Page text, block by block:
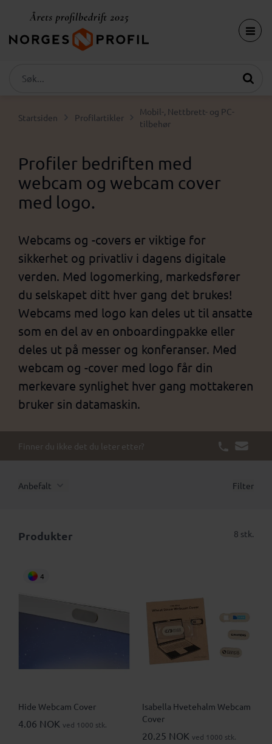
Startsiden Profilartikler
Mobil-, Nettbrett- og PC-
tilbehør
Profiler bedriften med
webcam og webcam cover
med logo.
Webcams og -covers er viktige for
sikkerhet og privatliv i dagens digitale
verden. Med logomerking, markedsfører
du selskapet ditt hver gang det brukes!
Webcams med logo kan deles ut til ansatte
som en del av en onboardingpakke eller
deles ut på messer og konferanser. Med
webcam og -cover med logo får din
merkevare synlighet hver gang mottakeren
bruker sin datamaskin.
Finner du ikke det du leter etter?
Anbefalt Filter
Produkter 8 stk.
4
Hide Webcam Cover
4.06 NOK ved 1000 stk.
Isabella Hvetehalm Webcam
Cover
20.25 NOK ved 1000 stk.